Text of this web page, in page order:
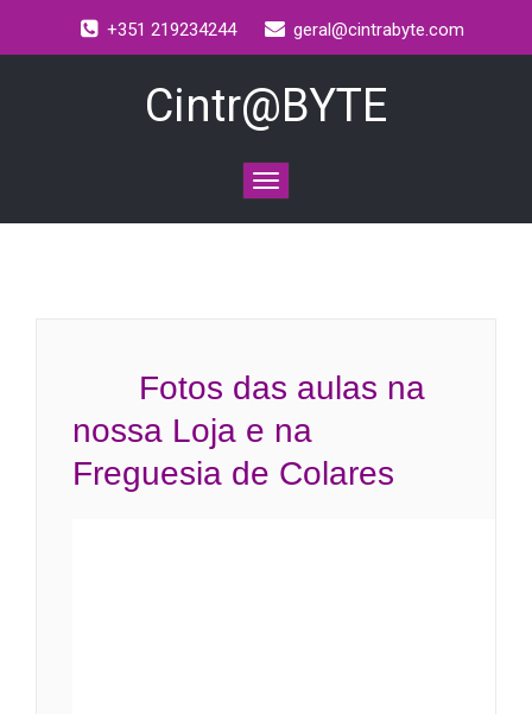
+351 219234244 geral@cintrabyte.com
Cintr@BYTE
Toggle
navigation
Fotos das aulas na
nossa Loja e na
Freguesia de Colares